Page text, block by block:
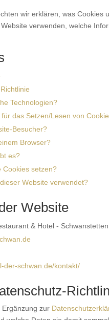
wir erklären, was
verwenden, welche
Technologien?
das Setzen/Lesen von
Besucher?
Browser?
es?
Cookies setzen?
Website verwendet?
Website
& Hotel -
der-schwan.de/kontakt/
Ergänzung zur